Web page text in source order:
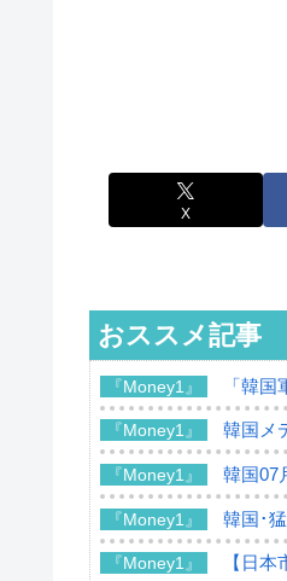
X
おススメ記事
『Money1』 「韓
『Money1』 韓国メ
『Money1』 韓国07
『Money1』 韓国･
『Money1』
【日